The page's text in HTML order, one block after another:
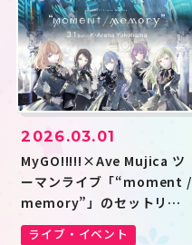
2026.03.01
ライブ・イベント
MyGO!!!!!×Ave Mujica ツ
ーマンライブ「“moment /
memory”」のセットリス
トプレイリストを公開